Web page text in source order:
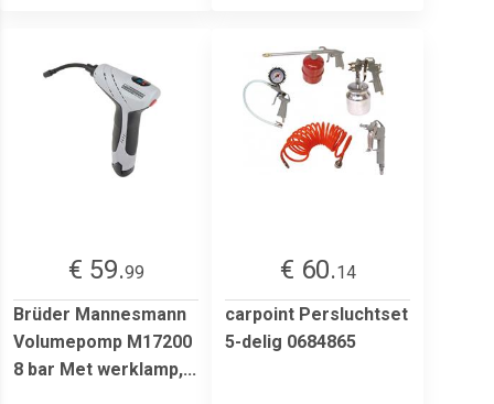
€ 59.99
Brüder Mannesmann
Volumepomp M17200
8 bar Met werklamp,...
€ 60.14
carpoint Persluchtset
5-delig 0684865